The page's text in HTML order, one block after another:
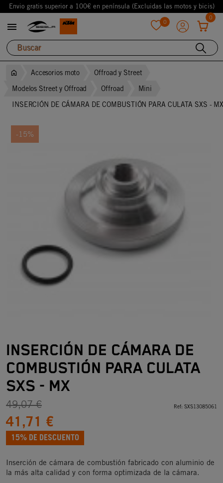
Envio gratis superior a 100€ en península (Excluidas las motos y bicis)
 0
0
Accesorios moto
Offroad y Street
Modelos Street y Offroad
Offroad
Mini
INSERCIÓN DE CÁMARA DE COMBUSTIÓN PARA CULATA SXS -
-15%
INSERCIÓN DE CÁMARA DE
COMBUSTIÓN PARA CULATA
SXS - MX
49,07 €
41,71 €
15% DE DESCUENTO
Ref: SXS13085061
Inserción de cámara de combustión fabricado con aluminio de
la más alta calidad y con forma optimizada de la cámara.